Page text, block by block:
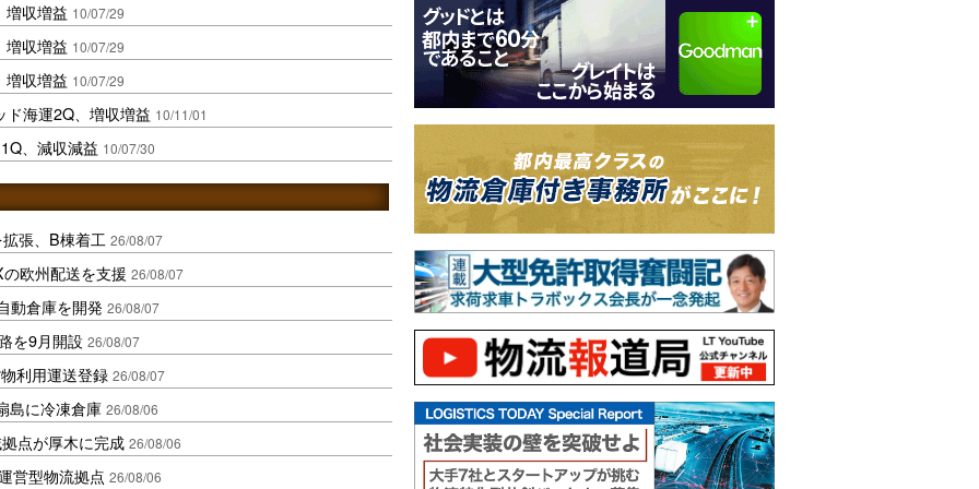
増収増益 10/07/29
増収増益 10/07/29
増収増益 10/07/29
海運2Q、増収増益 10/11/01
、減収減益 10/07/30
張、B棟着工 26/08/07
欧州配送を支援 26/08/07
動倉庫を開発 26/08/07
を9月開設 26/08/07
利用運送登録 26/08/07
島に冷凍倉庫 26/08/06
点が厚木に完成 26/08/06
営型物流拠点 26/08/06